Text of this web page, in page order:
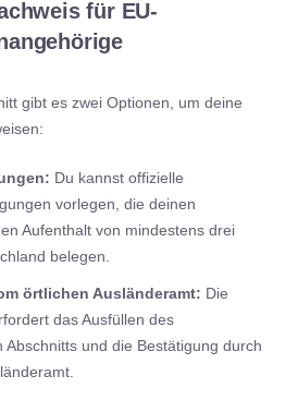
für EU-
gibt es zwei Optionen, um deine
Du kannst offizielle
vorlegen, die deinen
Aufenthalt von mindestens drei
belegen.
örtlichen Ausländeramt: Die
das Ausfüllen des
Abschnitts und die Bestätigung durch